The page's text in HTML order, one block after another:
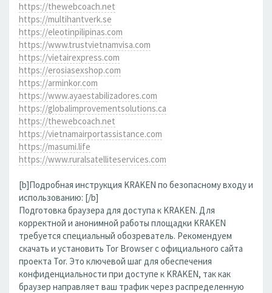
https://thewebcoach.net
https://multihantverk.se
https://eleotinpilipinas.com
https://www.trustvietnamvisa.com
https://vietairexpress.com
https://erosiasexshop.com
https://arminkor.com
https://www.ayaestabilizadores.com
https://globalimprovementsolutions.ca
https://thewebcoach.net
https://vietnamairportassistance.com
https://masumi.life
https://www.ruralsatelliteservices.com
[b]Подробная инструкция KRAKEN по безопасному входу и
использованию: [/b]
Подготовка браузера для доступа к KRAKEN. Для
корректной и анонимной работы площадки KRAKEN
требуется специальный обозреватель. Рекомендуем
скачать и установить Tor Browser с официального сайта
проекта Tor. Это ключевой шаг для обеспечения
конфиденциальности при доступе к KRAKEN, так как
браузер направляет ваш трафик через распределенную